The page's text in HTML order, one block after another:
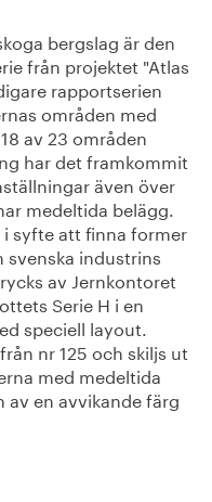
bergslag är den
från projektet "Atlas
rapportserien
områden med
av 23 områden
har det framkommit
även över
medeltida belägg.
syfte att finna former
industrins
av Jernkontoret
Serie H i en
speciell layout.
nr 125 och skiljs ut
med medeltida
en avvikande färg